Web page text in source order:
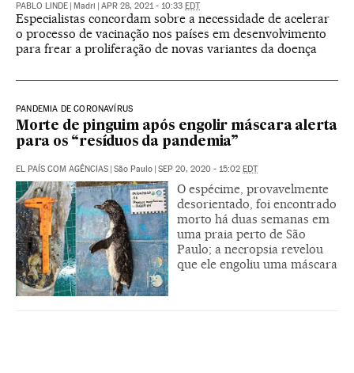
PABLO LINDE Madri APR 28, 2021 - 10:33 EDT
Especialistas concordam sobre a necessidade de acelerar
o processo de vacinação nos países em desenvolvimento
para frear a proliferação de novas variantes da doença
PANDEMIA DE CORONAVÍRUS
Morte de pinguim após engolir máscara alerta
para os “resíduos da pandemia”
EL PAÍS COM AGÊNCIAS São Paulo SEP 20, 2020 - 15:02 EDT
O espécime, provavelmente
desorientado, foi encontrado
morto há duas semanas em
uma praia perto de São
Paulo; a necropsia revelou
que ele engoliu uma máscara